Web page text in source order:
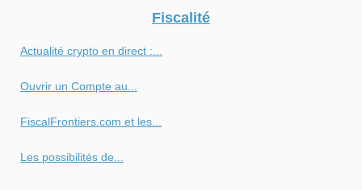
Fiscalité
Actualité crypto en direct :...
Ouvrir un Compte au...
FiscalFrontiers.com et les...
Les possibilités de...